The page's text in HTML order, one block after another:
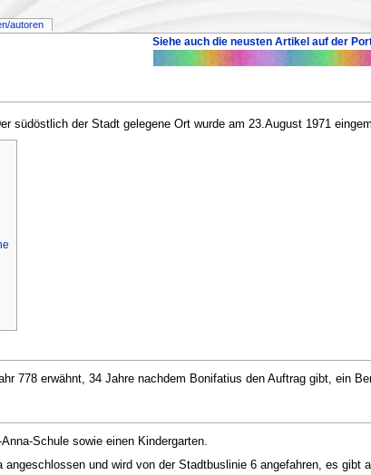
Siehe auch die neusten Artikel auf der
südöstlich der Stadt gelegene Ort wurde am 23.August 1971
778 erwähnt, 34 Jahre nachdem Bonifatius den Auftrag gibt, ein
Schule sowie einen Kindergarten.
und wird von der Stadtbuslinie 6 angefahren, es gibt
autoren